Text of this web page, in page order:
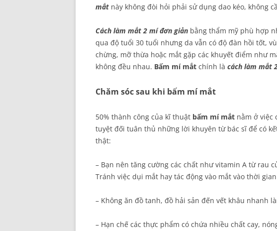
mắt này không đòi hỏi phải sử dụng dao kéo, không
Cách làm mắt 2 mí đơn giản bằng thẩm mỹ phù hợp
qua độ tuổi 30 tuổi nhưng da vẫn có độ đàn hồi tốt,
chừng, mỡ thừa hoặc mắt gặp các khuyết điểm như
không đều nhau. Bấm mí mắt chính là cách làm mắt
Chăm sóc sau khi bấm mí mắt
50% thành công của kĩ thuật bấm mí mắt nằm ở việc
tuyệt đối tuân thủ những lời khuyên từ bác sĩ để có
thật:
– Bạn nên tăng cường các chất như vitamin A từ rau
Tránh việc dụi mắt hay tác động vào mắt vào thời
– Không ăn đồ tanh, đồ hải sản đến vết khâu nhanh
– Hạn chế các thực phẩm có chứa nhiều chất cay,